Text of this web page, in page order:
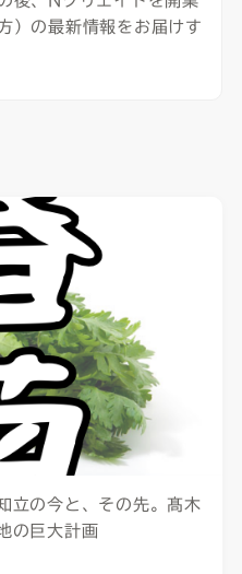
）の最新情報をお届けす
立の今と、その先。髙木
の巨大計画